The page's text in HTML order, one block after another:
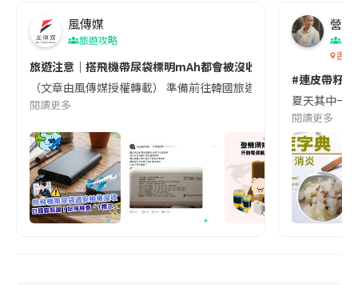
風傳媒
旅遊攻略
旅遊注意｜搭飛機帶尿袋標明mAh都會被沒收😱出發前切記檢查
（文章由風傳媒授權轉載） 準備前往韓國旅遊的民眾，近期要
閱讀更多
營養
香港
#連皮帶籽
夏天其中一
閱讀更多